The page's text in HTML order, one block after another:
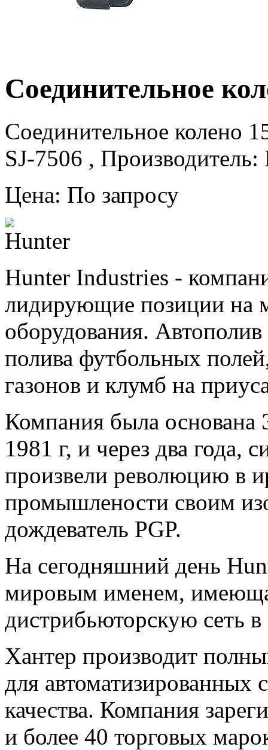
Соединительное
Соединительное колено
SJ-7506 , Производитель:
Цена: По запросу
Hunter Industries -
лидирующие позиции на
оборудования.
полива футбольных
газонов и клумб на
Компания была
1981 г, и через два года,
произвели революцию в
промышлености своим
дождеватель PGP.
На сегодняшний день
мировым именем,
дистрибьюторскую сеть
Хантер производит
для автоматизированных
качества. Компания
и более 40 торговых